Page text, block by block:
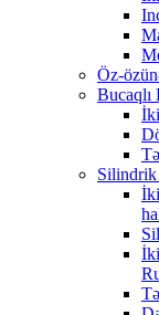
Öz-
Bucaqlı